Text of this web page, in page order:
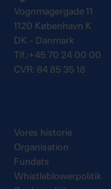
Vognmagergade 11
1120 København K
DK - Danmark
Tlf.:+45 70 24 00 00
CVR: 84 85 35 18
Vores historie
Organisation
Fundats
Whistleblowerpolitik